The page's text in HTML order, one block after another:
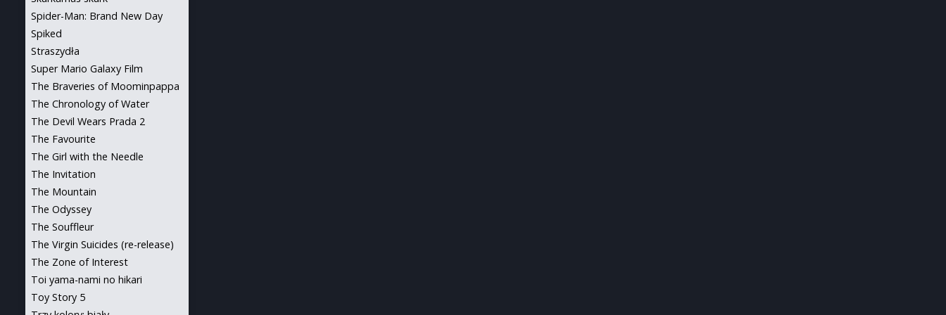
Spider-Man: Brand New Day
Spiked
Straszydła
Super Mario Galaxy Film
The Braveries of Moominpappa
The Chronology of Water
The Devil Wears Prada 2
The Favourite
The Girl with the Needle
The Invitation
The Mountain
The Odyssey
The Souffleur
The Virgin Suicides (re-release)
The Zone of Interest
Toi yama-nami no hikari
Toy Story 5